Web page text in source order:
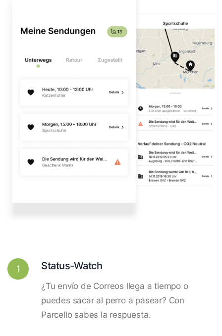
1 Status-Watch
¿Tu envío de Correos llega a tiempo o
puedes sacar al perro a pasear? Con
Parcello sabes la respuesta.